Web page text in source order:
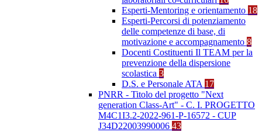
Esperti-Mentoring e orientamento 18
Esperti-Percorsi di potenziamento
delle competenze di base, di
motivazione e accompagnamento 8
Docenti Costituenti Il TEAM per la
prevenzione della dispersione
scolastica 3
D.S. e Personale ATA 17
PNRR - Titolo del progetto "Next
generation Class-Art" - C. I. PROGETTO
M4C1I3.2-2022-961-P-16572 - CUP
J34D22003990006 43